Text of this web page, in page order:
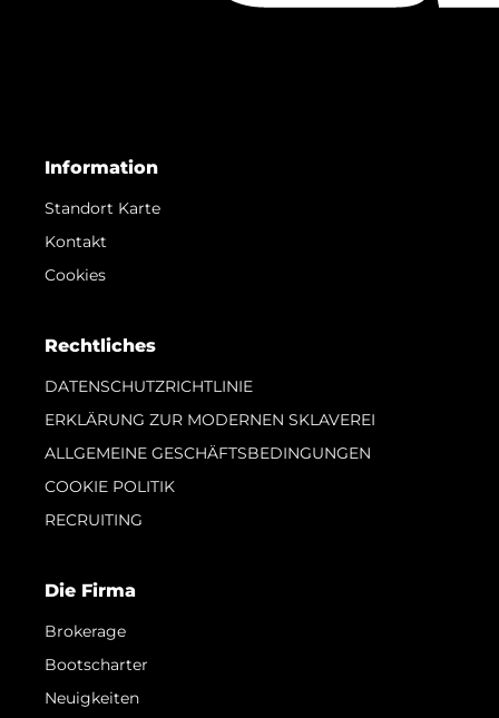
Information
Standort Karte
Kontakt
Cookies
Rechtliches
DATENSCHUTZRICHTLINIE
ERKLÄRUNG ZUR MODERNEN SKLAVEREI
ALLGEMEINE GESCHÄFTSBEDINGUNGEN
COOKIE POLITIK
RECRUITING
Die Firma
Brokerage
Bootscharter
Neuigkeiten